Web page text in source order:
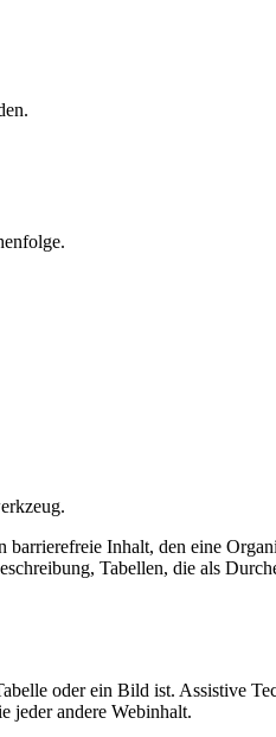
Inhalt, den eine
Tabellen, die als
oder ein Bild ist. Assistive
jeder andere Webinhalt.